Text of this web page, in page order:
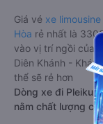
Giá vé xe
Hòa rẻ nhất là
vào vị trí ngồi của
Diên Khánh -
thể sẽ rẻ hơn
Dòng xe đi Pleiku
nằm chất lượng